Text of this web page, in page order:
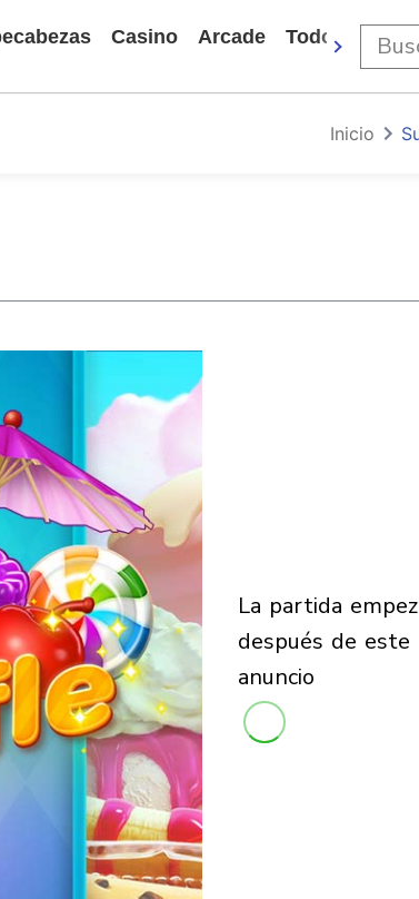
Casino Arcade Todos Los
Inicio
la partida empezará
después de este
anuncio